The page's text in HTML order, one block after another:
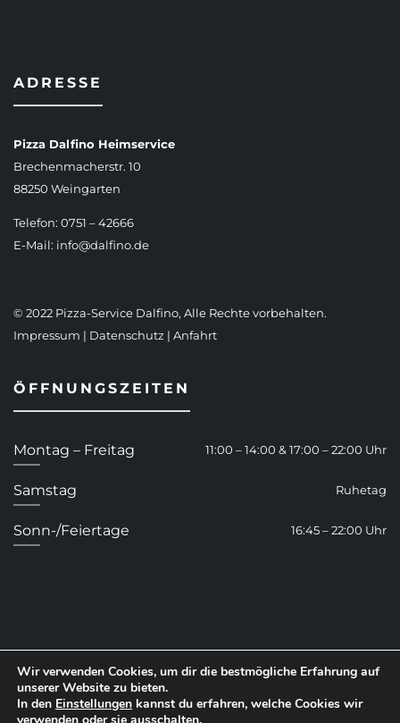
ADRESSE
Pizza Dalfino Heimservice
Brechenmacherstr. 10
88250 Weingarten
Telefon: 0751 – 42666
E-Mail: info@dalfino.de
© 2022 Pizza-Service Dalfino, Alle Rechte vorbehalten.
Impressum | Datenschutz | Anfahrt
ÖFFNUNGSZEITEN
Montag – Freitag 11:00 – 14:00 & 17:00 – 22:00 Uhr
Samstag Ruhetag
Sonn-/Feiertage 16:45 – 22:00 Uhr
Wir verwenden Cookies, um dir die bestmögliche Erfahrung auf
unserer Website zu bieten.
In den Einstellungen kannst du erfahren, welche Cookies wir